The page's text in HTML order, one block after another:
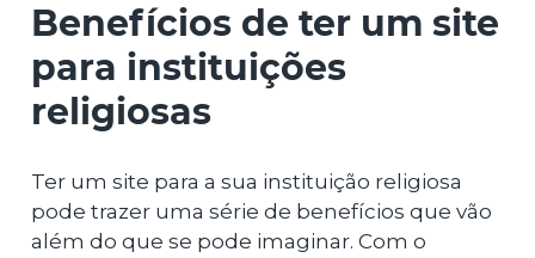
Benefícios de ter um site
para instituições
religiosas
Ter um site para a sua instituição religiosa
pode trazer uma série de benefícios que vão
além do que se pode imaginar. Com o